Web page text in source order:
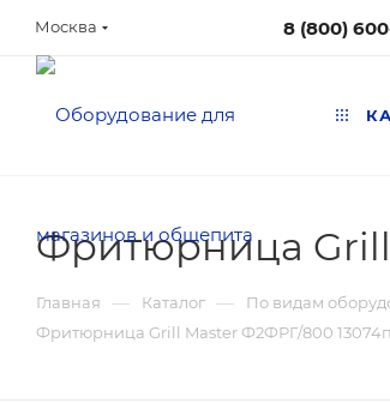
Москва 8 (800)
Фритюрница
Главная — Каталог — По видам
Фритюрница Grill Master Ф2ФРГ/800 13074п